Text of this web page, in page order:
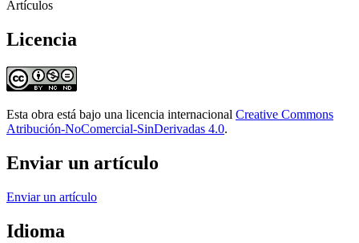
Artículos
Licencia
Esta obra está bajo una licencia internacional Creative Commons
Atribución-NoComercial-SinDerivadas 4.0.
Enviar un artículo
Enviar un artículo
Idioma